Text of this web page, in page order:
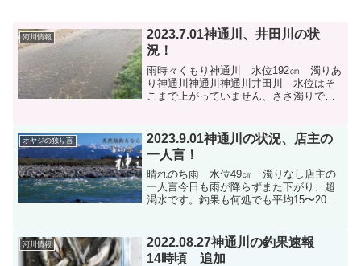
河川情報
2023.7.01神通川、井田川の状
況！
雨時々くもり神通川 水位192㎝ 濁りあ
り神通川神通川神通川井田川 水位はそ
こまで上がっていません、ささ濁りで釣
トされてまた状況が変わって良い状態な
ると思います。井...
オヤジの独り言
2023.9.01神通川の状況、店主の
一人言！
晴れのち雨 水位49㎝ 濁りなし店主の
一人言今日も雨が降らずまた下がり、超
渇水です。釣果も何処でも平均15〜20匹
す。鮎のサイズは25㎝以上とビックサイ
ズが釣れます。...
河川情報
2022.08.27神通川の釣果速報
14時頃 追加